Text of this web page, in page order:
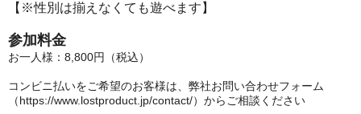
【※性別は揃えなくても遊べます】
参加料金
お一人様：8,800円（税込）
コンビニ払いをご希望のお客様は、弊社お問い合わせフォーム
（https://www.lostproduct.jp/contact/）からご相談ください